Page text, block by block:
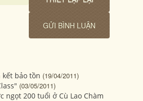
kết bảo tồn (19/04/2011)
(03/05/2011)
ngọt 200 tuổi ở Cù Lao Chàm